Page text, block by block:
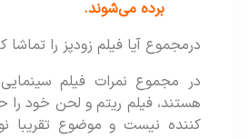
برده می‌شوند.
درمجموع آیا فیلم زودپز را تماشا کنیم؟
در مجموع نمرات فیلم سینمایی
هستند، فیلم ریتم و لحن خود را حفظ
کننده نیست و موضوع تقریبا نویی